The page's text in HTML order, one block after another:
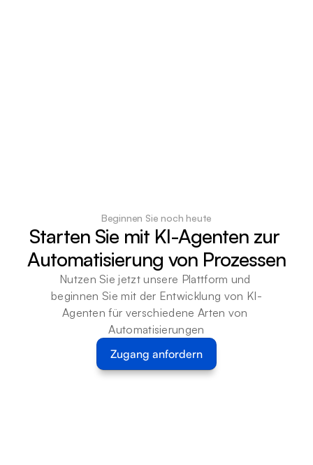
Beginnen Sie noch heute
Starten Sie mit KI-Agenten zur
Automatisierung von Prozessen
Nutzen Sie jetzt unsere Plattform und
beginnen Sie mit der Entwicklung von KI-
Agenten für verschiedene Arten von
Automatisierungen
Zugang anfordern